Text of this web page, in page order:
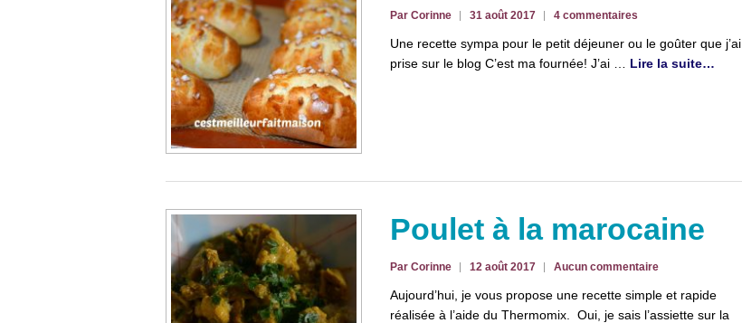
Par Corinne 31 août 2017 4 commentaires
Une recette sympa pour le petit déjeuner ou le goûter que j’ai
prise sur le blog C’est ma fournée! J’ai … Lire la suite…
Poulet à la marocaine
Par Corinne 12 août 2017 Aucun commentaire
Aujourd’hui, je vous propose une recette simple et rapide
réalisée à l’aide du Thermomix. Oui, je sais l’assiette sur la